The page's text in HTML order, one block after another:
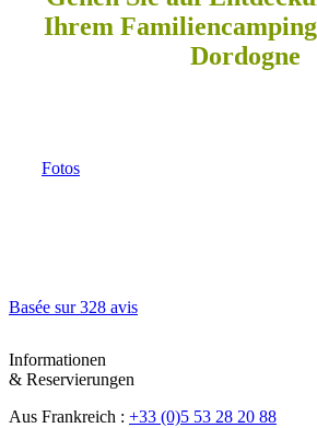
Ihrem
Dordogne
Fotos
Basée sur328 avis
Informationen
& Reservierungen
Aus Frankreich : +33 (0)5 53 28 20 88